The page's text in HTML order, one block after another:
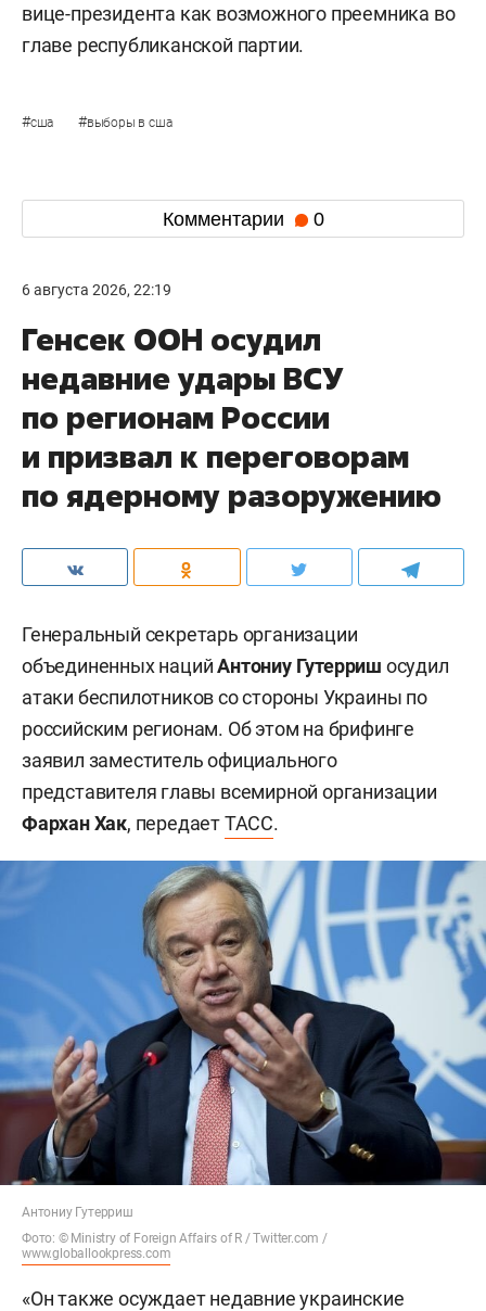
вице-президента как возможного преемника во
главе республиканской партии.
#сша #выборы в сша
Комментарии 0
6 августа 2026, 22:19
Генсек ООН осудил
недавние удары ВСУ
по регионам России
и призвал к переговорам
по ядерному разоружению
Генеральный секретарь организации
объединенных нацийАнтониу Гутерриш осудил
атаки беспилотников со стороны Украины по
российским регионам. Об этом на брифинге
заявил заместитель официального
представителя главы всемирной организации
Фархан Хак, передаетТАСС.
Антониу Гутерриш
Фото: © Ministry of Foreign Affairs of R / Twitter.com /
www.globallookpress.com
«Он также осуждает недавние украинские